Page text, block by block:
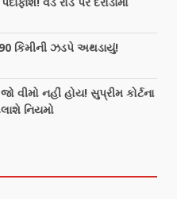
કિમીની ઝડપે અથડાયું!
નહીં હોય! સુપ્રીમ કોર્ટના
નિયમો